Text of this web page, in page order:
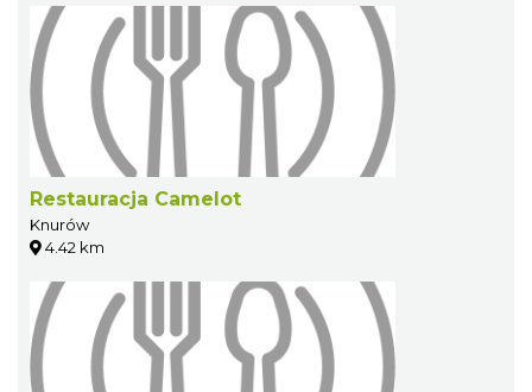
Restauracja Camelot
Knurów
4.42 km